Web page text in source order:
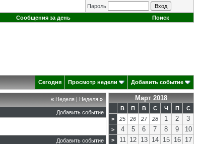
Пароль
Сообщения за день Поиск
Сегодня Просмотр недели Добавить событие
« Неделя | Неделя »
Добавить событие
Добавить событие
Март 2018
В П В С Ч П
С
>
25 26 27 28 1 2 3
> 4 5 6 7 8 9 10
> 11 12 13 14 15 16 17